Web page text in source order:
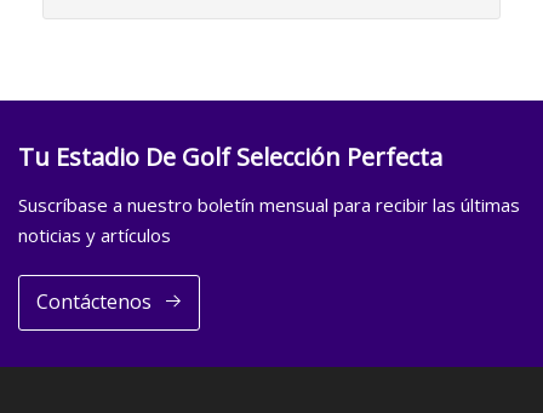
Tu Estadio De Golf Selección Perfecta
Suscríbase a nuestro boletín mensual para recibir las últimas
noticias y artículos
Contáctenos